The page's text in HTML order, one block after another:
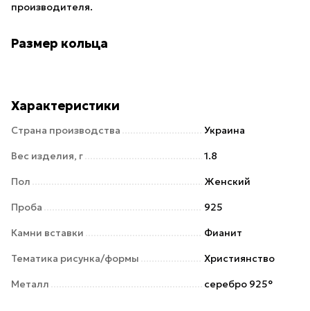
производителя.
Размер кольца
Характеристики
Страна производства Украина
Вес изделия, г 1.8
Пол Женский
Проба 925
Камни вставки Фианит
Тематика рисунка/формы Християнство
Металл серебро 925°